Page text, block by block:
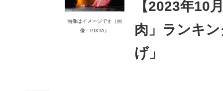
ITエンジニア向け専門サイト
画像はイメージです（画
像：PIXTA）
【2023年10
肉」ランキ
げ」